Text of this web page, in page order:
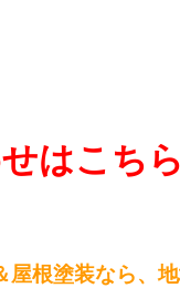
はこち
屋根塗装なら、